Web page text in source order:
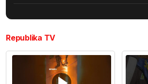
Republika TV